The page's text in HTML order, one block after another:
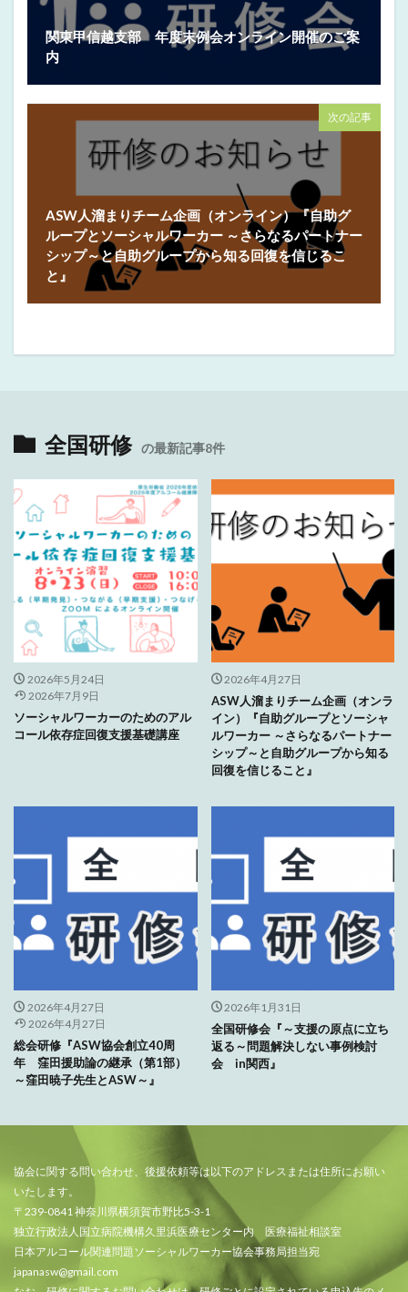
関東甲信越支部 年度末例会オンライン開催のご案
内
次の記事
ASW人溜まりチーム企画（オンライン）『自助グ
ループとソーシャルワーカー ～さらなるパートナー
シップ～と自助グループから知る回復を信じるこ
と』
全国研修 の最新記事8件
2026年5月24日
2026年7月9日
ソーシャルワーカーのためのアル
コール依存症回復支援基礎講座
2026年4月27日
ASW人溜まりチーム企画（オンラ
イン）『自助グループとソーシャ
ルワーカー ～さらなるパートナー
シップ～と自助グループから知る
回復を信じること』
2026年4月27日
2026年4月27日
総会研修『ASW協会創立40周
年 窪田援助論の継承（第1部）
～窪田暁子先生とASW～』
2026年1月31日
全国研修会『～支援の原点に立ち
返る～問題解決しない事例検討
会 in関西』
協会に関する問い合わせ、後援依頼等は以下のアドレスまたは住所にお願い
いたします。
〒239-0841 神奈川県横須賀市野比5-3-1
独立行政法人国立病院機構久里浜医療センター内 医療福祉相談室
日本アルコール関連問題ソーシャルワーカー協会事務局担当宛
japanasw@gmail.com